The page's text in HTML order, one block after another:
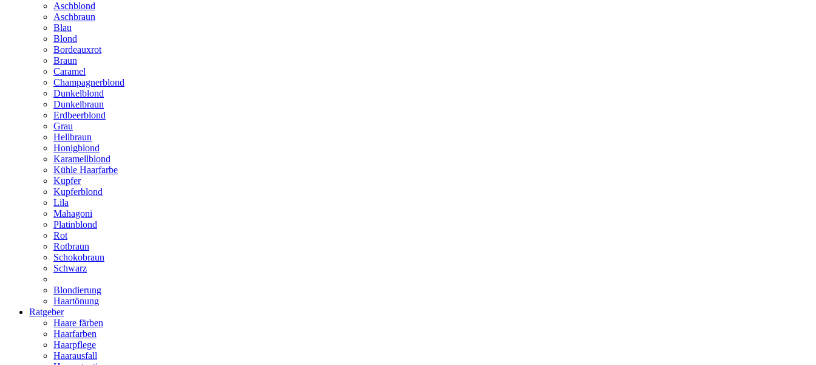
Aschblond
Aschbraun
Blau
Blond
Bordeauxrot
Braun
Caramel
Champagnerblond
Dunkelblond
Dunkelbraun
Erdbeerblond
Grau
Hellbraun
Honigblond
Karamellblond
Kühle Haarfarbe
Kupfer
Kupferblond
Lila
Mahagoni
Platinblond
Rot
Rotbraun
Schokobraun
Schwarz
Blondierung
Haartönung
Ratgeber
Haare färben
Haarfarben
Haarpflege
Haarausfall